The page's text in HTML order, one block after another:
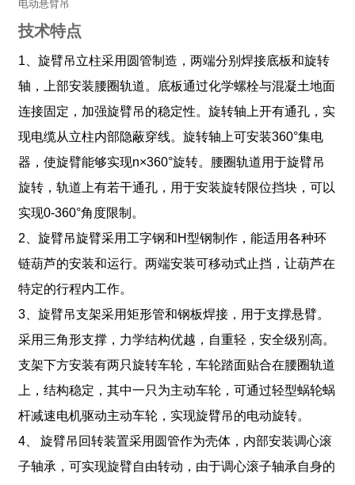
电动悬臂吊
技术特点
1、旋臂吊立柱采用圆管制造，两端分别焊接底板和旋转
轴，上部安装腰圈轨道。底板通过化学螺栓与混凝土地面
连接固定，加强旋臂吊的稳定性。旋转轴上开有通孔，实
现电缆从立柱内部隐蔽穿线。旋转轴上可安装360°集电
器，使旋臂能够实现n×360°旋转。腰圈轨道用于旋臂吊
旋转，轨道上有若干通孔，用于安装旋转限位挡块，可以
实现0-360°角度限制。
2、旋臂吊旋臂采用工字钢和H型钢制作，能适用各种环
链葫芦的安装和运行。两端安装可移动式止挡，让葫芦在
特定的行程内工作。
3、旋臂吊支架采用矩形管和钢板焊接，用于支撑悬臂。
采用三角形支撑，力学结构优越，自重轻，安全级别高。
支架下方安装有两只旋转车轮，车轮踏面贴合在腰圈轨道
上，结构稳定，其中一只为主动车轮，可通过轻型蜗轮蜗
杆减速电机驱动主动车轮，实现旋臂吊的电动旋转。
4、 旋臂吊回转装置采用圆管作为壳体，内部安装调心滚
子轴承，可实现旋臂自由转动，由于调心滚子轴承自身的